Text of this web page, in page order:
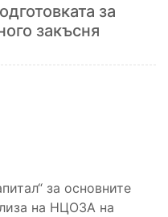
за
закъсня
за основните
на НЦОЗА на